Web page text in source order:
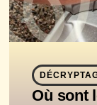
Où sont